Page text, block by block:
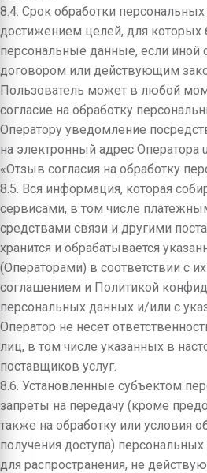
8.4. Срок обработки
достижением целей, для которых
персональные данные, если иной
договором или действующим
Пользователь может в любой
согласие на обработку
Оператору уведомление
на электронный адрес Оператора
«Отзыв согласия на обработку
8.5. Вся информация, которая
сервисами, в том числе
средствами связи и другими
хранится и обрабатывается
(Операторами) в соответствии с
соглашением и Политикой
персональных данных и/или с
Оператор не несет
лиц, в том числе указанных в
поставщиков услуг.
8.6. Установленные субъектом
запреты на передачу (кроме
также на обработку или условия
получения доступа)
для распространения, не